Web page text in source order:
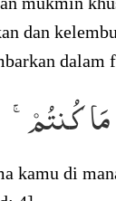
dan
dalam
كُنتُمۡۚ
kamu di